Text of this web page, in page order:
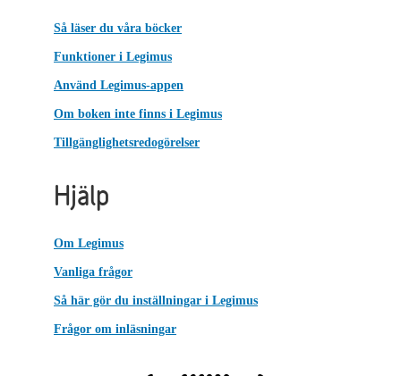
Så läser du våra böcker
Funktioner i Legimus
Använd Legimus-appen
Om boken inte finns i Legimus
Tillgänglighetsredogörelser
Hjälp
Om Legimus
Vanliga frågor
Så här gör du inställningar i Legimus
Frågor om inläsningar